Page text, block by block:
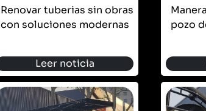
Renovar tuberias sin obras
con soluciones modernas
Leer noticia
pozo